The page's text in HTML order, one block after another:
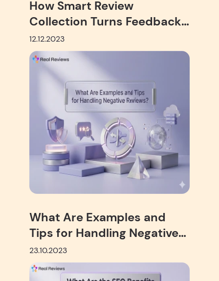
How Smart Review
Collection Turns Feedback
into Growth
12.12.2023
What Are Examples and
Tips for Handling Negative
Reviews?
23.10.2023